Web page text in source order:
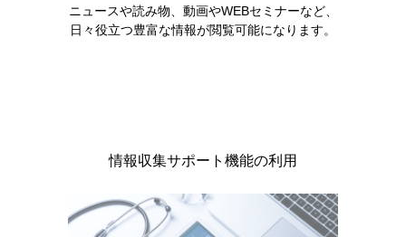
HIF-PH阻害薬腎性貧血治療薬 エベレンゾ （ロキサデュ
ニュースや読み物、動画やWEBセミナーなど、
日々役立つ豊富な情報が閲覧可能になります。
情報収集サポート機能の利用